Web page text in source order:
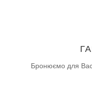
Бронюємо для Вас